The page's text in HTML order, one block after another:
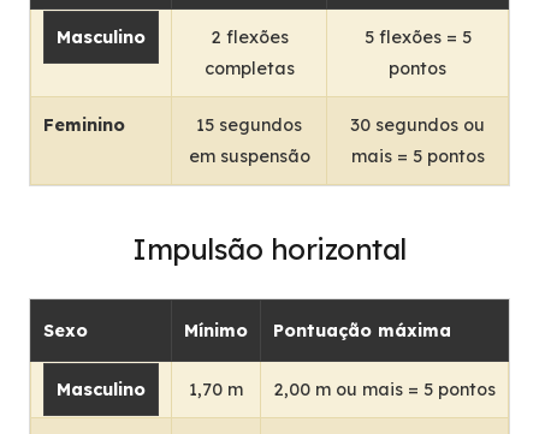
Masculino
2 flexões
completas
5 flexões = 5
pontos
Feminino
15 segundos
em suspensão
30 segundos ou
mais = 5 pontos
Impulsão horizontal
Sexo Mínimo Pontuação máxima
Masculino 1,70 m 2,00 m ou mais = 5 pontos